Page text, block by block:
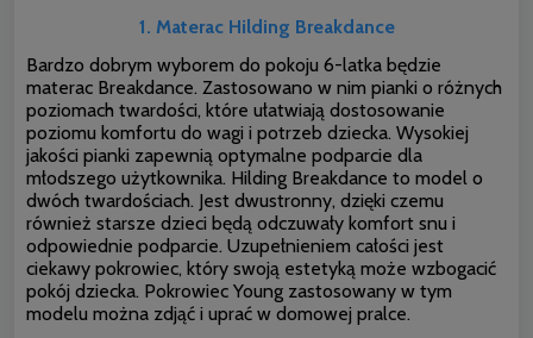
1. Materac Hilding Breakdance
Bardzo dobrym wyborem do pokoju 6-latka będzie
materac Breakdance. Zastosowano w nim pianki o różnych
poziomach twardości, które ułatwiają dostosowanie
poziomu komfortu do wagi i potrzeb dziecka. Wysokiej
jakości pianki zapewnią optymalne podparcie dla
młodszego użytkownika. Hilding Breakdance to model o
dwóch twardościach. Jest dwustronny, dzięki czemu
również starsze dzieci będą odczuwały komfort snu i
odpowiednie podparcie. Uzupełnieniem całości jest
ciekawy pokrowiec, który swoją estetyką może wzbogacić
pokój dziecka. Pokrowiec Young zastosowany w tym
modelu można zdjąć i uprać w domowej pralce.